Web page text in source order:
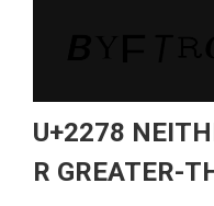
U+2278
R GREATER-